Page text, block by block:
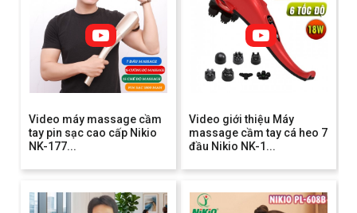
Video máy massage cầm
tay pin sạc cao cấp Nikio
NK-177...
Video giới thiệu Máy
massage cầm tay cá heo 7
đầu Nikio NK-1...